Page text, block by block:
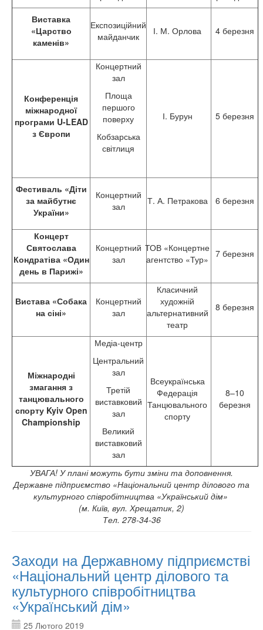
Виставка
«Царство
каменів»
Експозиційний
майданчик
І. М. Орлова 4 березня
Конференція
міжнародної
програми U-LEAD
з Європи
Концертний
зал
Площа
першого
поверху
Кобзарська
світлиця
І. Бурун 5 березня
Фестиваль «Діти
за майбутнє
України»
Концертний
зал
Т. А. Петракова 6 березня
Концерт
Святослава
Кондратіва «Один
день в Парижі»
Концертний
зал
ТОВ «Концертне
агентство «Тур»
7 березня
Вистава «Собака
на сіні»
Концертний
зал
Класичний
художній
альтернативний
театр
8 березня
Міжнародні
змагання з
танцювального
спорту Kyiv Open
Championship
Медіа-центр
Центральний
зал
Третій
виставковий
зал
Великий
виставковий
зал
Всеукраїнська
Федерація
Танцювального
спорту
8–10
березня
УВАГА! У плані можуть бути зміни та доповнення.
Державне підприємство «Національний центр ділового та
культурного співробітництва «Український дім»
(м. Київ, вул. Хрещатик, 2)
Тел. 278-34-36
Заходи на Державному підприємстві
«Національний центр ділового та
культурного співробітництва
«Український дім»
25 Лютого 2019